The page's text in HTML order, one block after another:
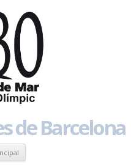
de Barcelona
Skip to content